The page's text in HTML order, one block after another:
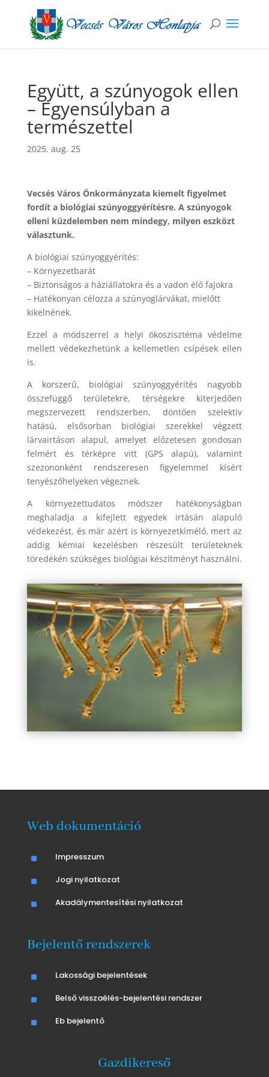
Együtt, a szúnyogok ellen
– Egyensúlyban a
természettel
2025. aug. 25
Vecsés Város Önkormányzata kiemelt figyelmet
fordít a biológiai szúnyoggyérítésre. A szúnyogok
elleni küzdelemben nem mindegy, milyen eszközt
választunk.
A biológiai szúnyoggyérítés:
– Környezetbarát
– Biztonságos a háziállatokra és a vadon élő fajokra
– Hatékonyan célozza a szúnyoglárvákat, mielőtt
kikelnének.
Ezzel a módszerrel a helyi ökoszisztéma védelme
mellett védekezhetünk a kellemetlen csípések ellen
is.
A korszerű, biológiai szúnyoggyérítés nagyobb
összefüggő területekre, térségekre kiterjedően
megszervezett rendszerben, döntően szelektív
hatású, elsősorban biológiai szerekkel végzett
lárvairtáson alapul, amelyet előzetesen gondosan
felmért és térképre vitt (GPS alapú), valamint
szezononként rendszeresen figyelemmel kísért
tenyészőhelyeken végeznek.
A környezettudatos módszer hatékonyságban
meghaladja a kifejlett egyedek irtásán alapuló
védekezést, és már azért is környezetkímélő, mert az
addig kémiai kezelésben részesült területeknek
töredékén szükséges biológiai készítményt használni.
Web dokumentáció
^ Impresszum
^ Jogi nyilatkozat
^ Akadálymentesítési nyilatkozat
Bejelentő rendszerek
^ Lakossági bejelentések
^ Belső visszaélés-bejelentési rendszer
^ Eb bejelentő
Gazdikereső